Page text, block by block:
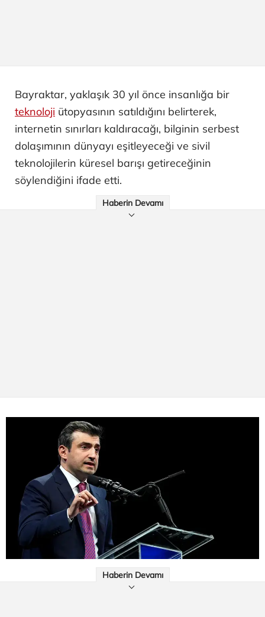
Bayraktar, yaklaşık 30 yıl önce insanlığa bir
teknoloji ütopyasının satıldığını belirterek,
internetin sınırları kaldıracağı, bilginin serbest
dolaşımının dünyayı eşitleyeceği ve sivil
teknolojilerin küresel barışı getireceğinin
söylendiğini ifade etti.
Haberin Devamı
Haberin Devamı